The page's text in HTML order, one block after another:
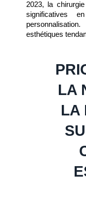
2023, la
significatives
esthétiques
LA
LA